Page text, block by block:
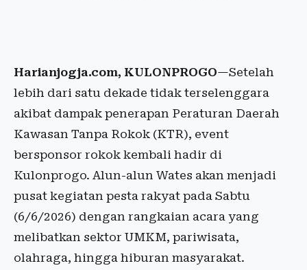
Harianjogja.com, KULONPROGO—Setelah
lebih dari satu dekade tidak terselenggara
akibat dampak penerapan Peraturan Daerah
Kawasan Tanpa Rokok (KTR), event
bersponsor rokok kembali hadir di
Kulonprogo. Alun-alun Wates akan menjadi
pusat kegiatan pesta rakyat pada Sabtu
(6/6/2026) dengan rangkaian acara yang
melibatkan sektor UMKM, pariwisata,
olahraga, hingga hiburan masyarakat.